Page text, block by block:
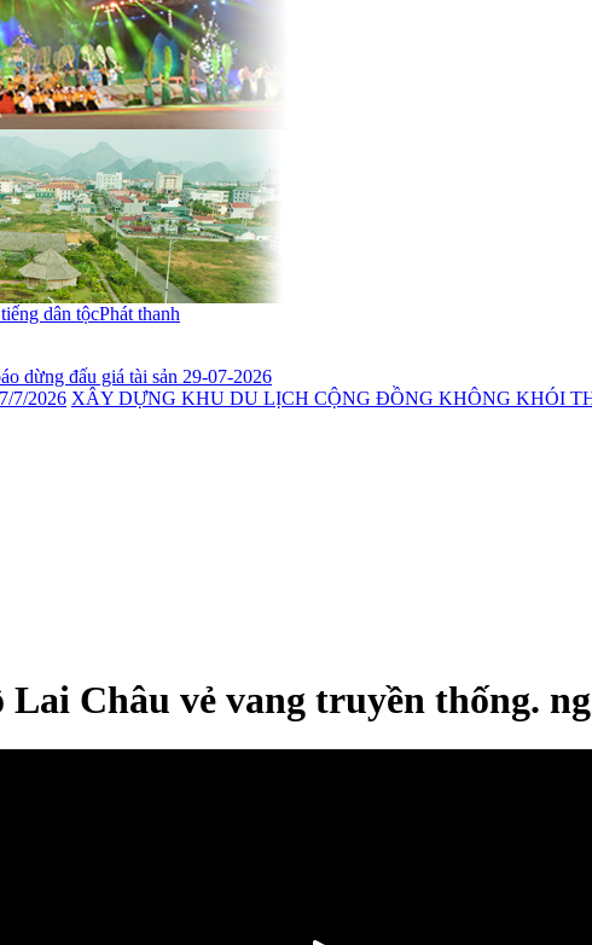
dân tộcPhát thanh
dừng đấu giá tài sản 29-07-2026
7/2026 XÂY DỰNG KHU DU LỊCH CỘNG ĐỒNG KHÔNG KHÓI
Châu vẻ vang truyền thống.